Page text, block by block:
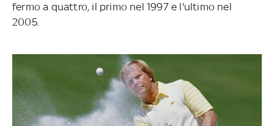
fermo a quattro, il primo nel 1997 e l'ultimo nel
2005.